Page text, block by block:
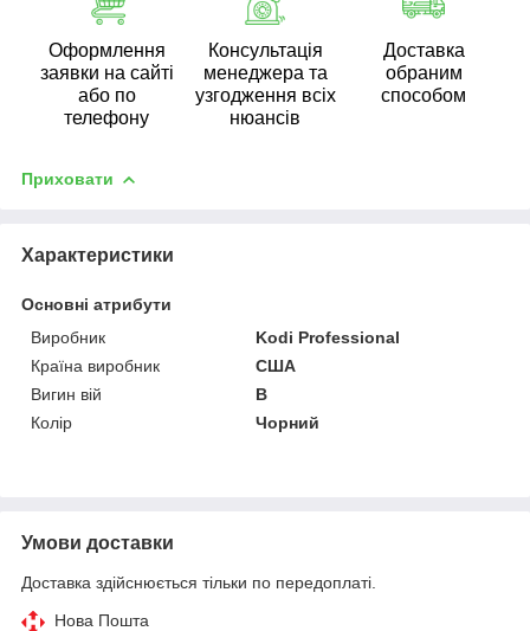
Оформлення
заявки на сайті
або по
телефону
Консультація
менеджера та
узгодження всіх
нюансів
Доставка
обраним
способом
Приховати
Характеристики
Основні атрибути
Виробник
Kodi Professional
Країна виробник
США
Вигин вій
B
Колір
Чорний
Умови доставки
Доставка здійснюється тільки по передоплаті.
Нова Пошта